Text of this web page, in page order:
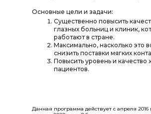
Основные цели и задачи:
Существенно повысить
глазных больниц и клиник,
работают в стране.
Максимально, насколько это
снизить поставки мягких
Повысить уровень и качество
пациентов.
Данная программа действует с апреля 2016